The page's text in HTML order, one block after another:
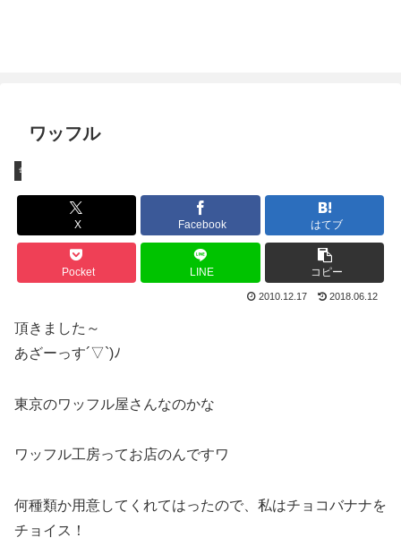
ワッフル
ちょっとしたこと
X Facebook はてブ
Pocket LINE コピー
2010.12.17 2018.06.12
頂きました～
あざーっす´▽`)ﾉ
東京のワッフル屋さんなのかな
ワッフル工房ってお店のんですワ
何種類か用意してくれてはったので、私はチョコバナナを
チョイス！